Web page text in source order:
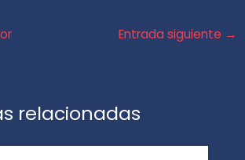
Entrada siguiente →
relacionadas